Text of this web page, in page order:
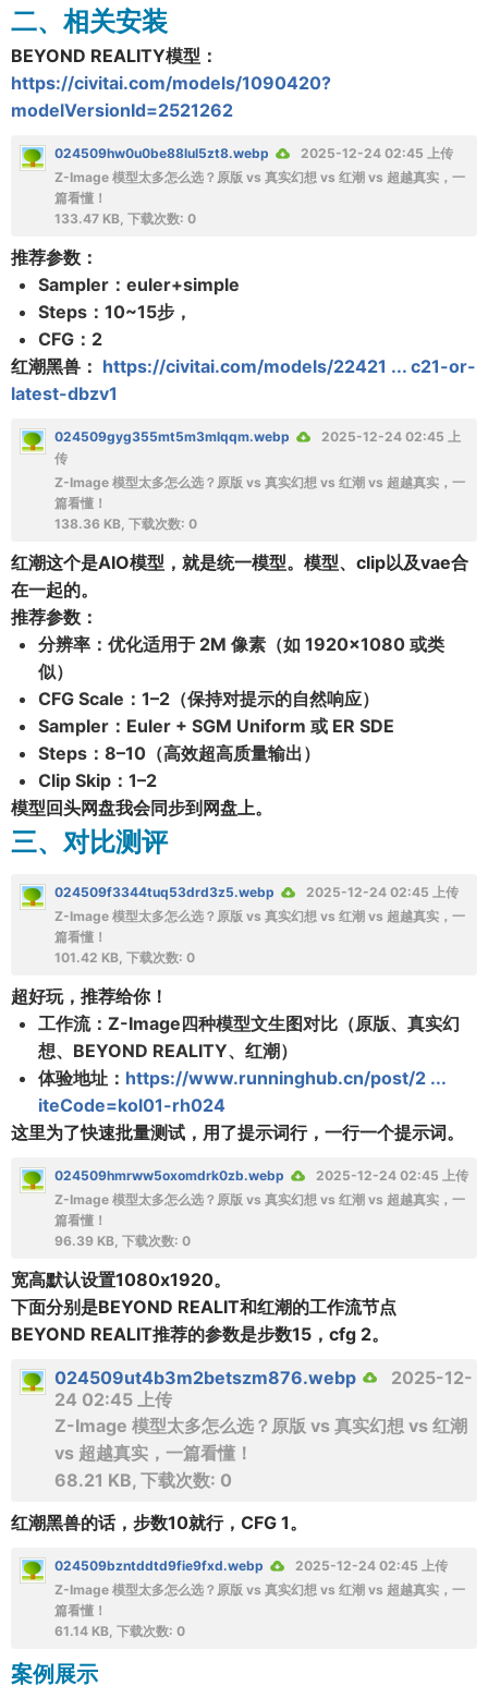
二、相关安装
BEYOND REALITY模型 ：
https://civitai.com/models/1090420?
modelVersionId=2521262
024509hw0u0be88lul5zt8.webp
2025-12-24 02:45 上传
Z-Image 模型太多怎么选？原版 vs 真实幻想 vs 红潮 vs 超越真实，一
篇看懂！
133.47 KB, 下载次数: 0
推荐参数：
Sampler：euler+simple
Steps：10~15步，
CFG：2
红潮黑兽 ： https://civitai.com/models/22421 ... c21-or-
latest-dbzv1
024509gyg355mt5m3mlqqm.webp
2025-12-24 02:45 上
传
Z-Image 模型太多怎么选？原版 vs 真实幻想 vs 红潮 vs 超越真实，一
篇看懂！
138.36 KB, 下载次数: 0
红潮这个是AIO模型，就是统一模型。模型、clip以及vae合
在一起的。
推荐参数：
分辨率：优化适用于 2M 像素（如 1920×1080 或类
似）
CFG Scale：1–2（保持对提示的自然响应）
Sampler：Euler + SGM Uniform 或 ER SDE
Steps：8–10（高效超高质量输出）
Clip Skip：1–2
模型回头网盘我会同步到网盘上。
三、对比测评
024509f3344tuq53drd3z5.webp
2025-12-24 02:45 上传
Z-Image 模型太多怎么选？原版 vs 真实幻想 vs 红潮 vs 超越真实，一
篇看懂！
101.42 KB, 下载次数: 0
超好玩，推荐给你！
工作流：Z-Image四种模型文生图对比（原版、真实幻
想、BEYOND REALITY、红潮）
体验地址： https://www.runninghub.cn/post/2 ...
iteCode=kol01-rh024
这里为了快速批量测试，用了提示词行，一行一个提示词。
024509hmrww5oxomdrk0zb.webp
2025-12-24 02:45 上传
Z-Image 模型太多怎么选？原版 vs 真实幻想 vs 红潮 vs 超越真实，一
篇看懂！
96.39 KB, 下载次数: 0
宽高默认设置1080x1920。
下面分别是BEYOND REALIT和红潮的工作流节点
BEYOND REALIT推荐的参数是步数15，cfg 2。
024509ut4b3m2betszm876.webp
2025-12-
24 02:45 上传
Z-Image 模型太多怎么选？原版 vs 真实幻想 vs 红潮
vs 超越真实，一篇看懂！
68.21 KB, 下载次数: 0
红潮黑兽的话，步数10就行，CFG 1。
024509bzntddtd9fie9fxd.webp
2025-12-24 02:45 上传
Z-Image 模型太多怎么选？原版 vs 真实幻想 vs 红潮 vs 超越真实，一
篇看懂！
61.14 KB, 下载次数: 0
案例展示